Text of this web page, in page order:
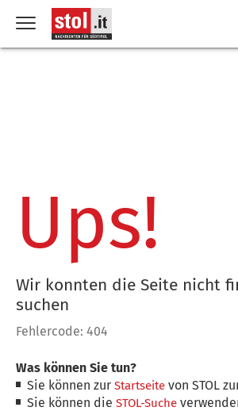
Ups!
Wir konnten die Seite nicht
suchen
Fehlercode: 404
Was können Sie tun?
Sie können zurStartseite von STOL
Sie können dieSTOL-Suche